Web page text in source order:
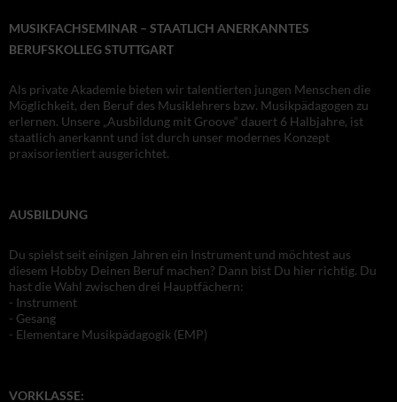
MUSIKFACHSEMINAR – STAATLICH ANERKANNTES
BERUFSKOLLEG STUTTGART
Als private Akademie bieten wir talentierten jungen Menschen die
Möglichkeit, den Beruf des Musiklehrers bzw. Musikpädagogen zu
erlernen. Unsere „Ausbildung mit Groove“ dauert 6 Halbjahre, ist
staatlich anerkannt und ist durch unser modernes Konzept
praxisorientiert ausgerichtet.
AUSBILDUNG
Du spielst seit einigen Jahren ein Instrument und möchtest aus
diesem Hobby Deinen Beruf machen? Dann bist Du hier richtig. Du
hast die Wahl zwischen drei Hauptfächern:
- Instrument
- Gesang
- Elementare Musikpädagogik (EMP)
VORKLASSE: